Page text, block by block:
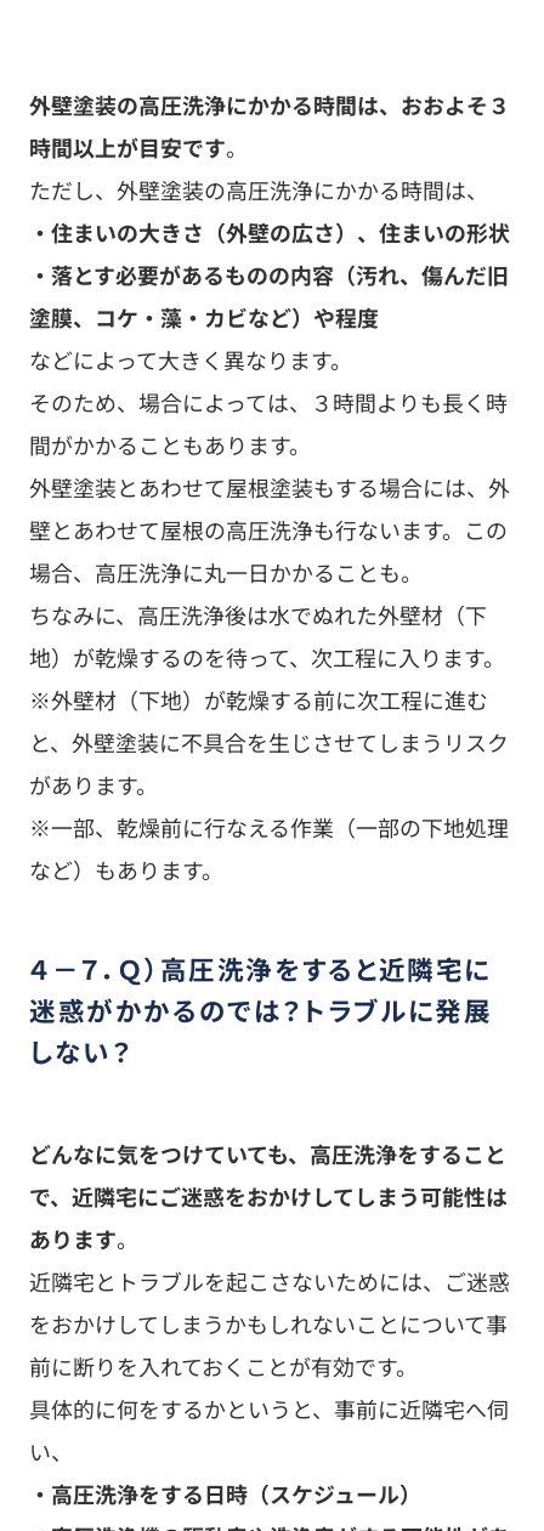
場合、高圧洗浄に丸一日かかることも。
ちなみに、高圧洗浄後は水でぬれた外壁材（下
地）が乾燥するのを待って、次工程に入ります。
※外壁材（下地）が乾燥する前に次工程に進む
と、外壁塗装に不具合を生じさせてしまうリスク
があります。
※一部、乾燥前に行なえる作業（一部の下地処理
など）もあります。
４－７．Ｑ）高圧洗浄をすると近隣宅に
迷惑がかかるのでは？トラブルに発展
しない？
どんなに気をつけていても、高圧洗浄をすること
で、近隣宅にご迷惑をおかけしてしまう可能性は
あります。
近隣宅とトラブルを起こさないためには、ご迷惑
をおかけしてしまうかもしれないことについて事
具体的に何をするかというと、事前に近隣宅へ伺
い、
・高圧洗浄をする日時（スケジュール）
・洗浄水が飛散する可能性があること
※明らかに近隣宅に洗浄水が飛散してしまいそう
な場合には、近隣宅に洗浄水が飛散するのを防ぐ
ための養生をします。
※近隣宅の洗濯物を干す場所によっては、洗濯物
を干すのを控えていただくようにお願いをする必
要がある場合もあります。
などを説明し、理解を得ておきましょう。
事前に断りを入れていてもトラブルに発展してし